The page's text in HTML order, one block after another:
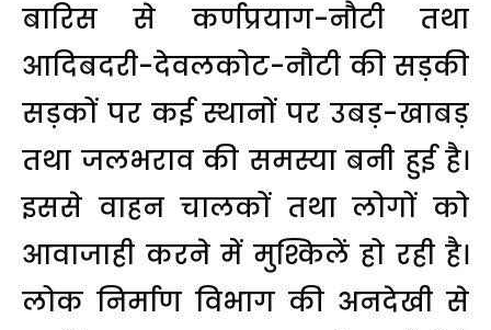
बारिस से कर्णप्रयाग-नौटी तथा
आदिबदरी-देवलकोट-नौटी की सड़की
सड़कों पर कई स्थानों पर उबड़-खाबड़
तथा जलभराव की समस्या बनी हुई है।
इससे वाहन चालकों तथा लोगों को
आवाजाही करने में मुश्किलें हो रही है।
लोक निर्माण विभाग की अनदेखी से